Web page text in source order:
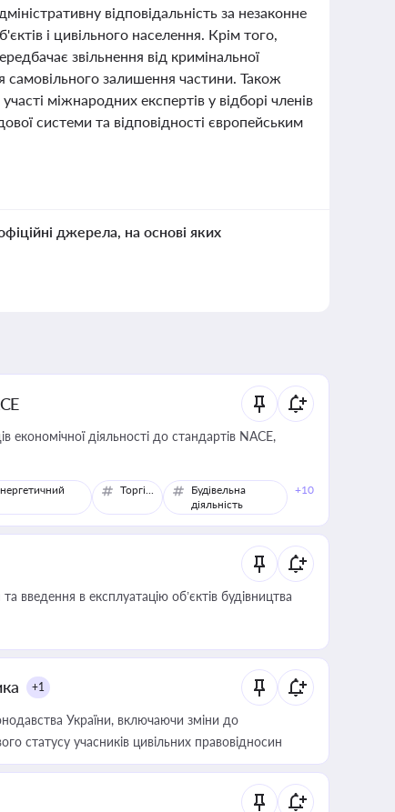
відповідальність за незаконне
і цивільного населення. Крім того,
звільнення від кримінальної
самовільного залишення частини. Також
міжнародних експертів у відборі членів
системи та відповідності європейським
джерела, на основі яких
економічної діяльності до стандартів NACE,
Торгівля
Будівельна
діяльність
+10
введення в експлуатацію об’єктів будівництва
+1
України, включаючи зміни до
статусу учасників цивільних правовідносин